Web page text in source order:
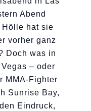
Abend
Hölle hat sie
vorher ganz
Doch was in
– oder
MMA-Fighter
Sunrise Bay,
Eindruck,